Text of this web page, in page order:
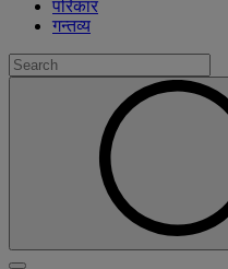
परिकार
गन्तव्य